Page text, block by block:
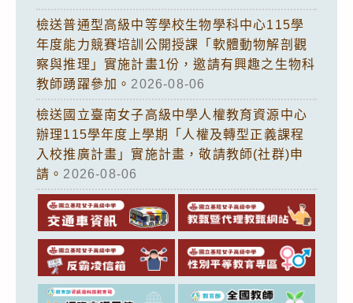
檢送普通型高級中等學校生物學科中心115學
年度能力競賽培訓公開授課「軟體動物解剖觀
察與推理」實施計畫1份，邀請有興趣之生物科
教師踴躍參加。 2026-08-06
檢送國立臺南女子高級中學人權教育資源中心
辦理115學年度上學期「人權及轉型正義課程
入校推廣計畫」實施計畫，敬請教師(社群)申
請。 2026-08-06